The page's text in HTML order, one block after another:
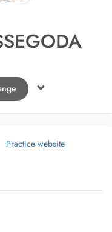
Practice website